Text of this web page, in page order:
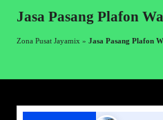
-
Ahlinya
Jasa Pasang Plafon
Zona Pusat Jayamix » Jasa Pasang Plafon